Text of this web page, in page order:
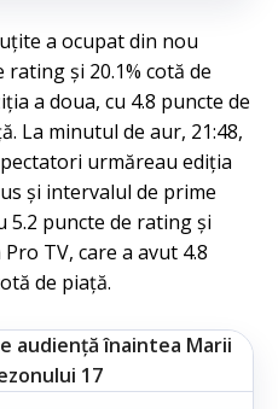
a ocupat din nou
rating și 20.1% cotă de
a doua, cu 4.8 puncte de
La minutul de aur, 21:48,
urmăreau ediția
și intervalul de prime
5.2 puncte de rating și
TV, care a avut 4.8
de piață.